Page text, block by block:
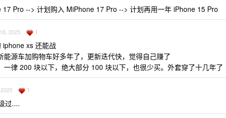
17 Pro --> 计划购入 MiPhone 17 Pro --> 计划再用一年 iPhone 15 Pro
2025 1
iphone xs 还能战
能源车加购物车好多年了，更新迭代快，觉得自己赚了
一律 200 块以下，绝大部分 100 块以下，也很少买。外套穿了十几年了
1
过....